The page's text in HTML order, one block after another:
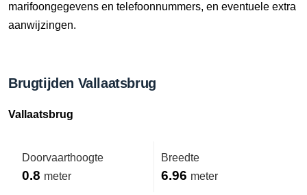
marifoongegevens en telefoonnummers, en eventuele extra
aanwijzingen.
Brugtijden Vallaatsbrug
Vallaatsbrug
Doorvaarthoogte
0.8 meter
Breedte
6.96 meter